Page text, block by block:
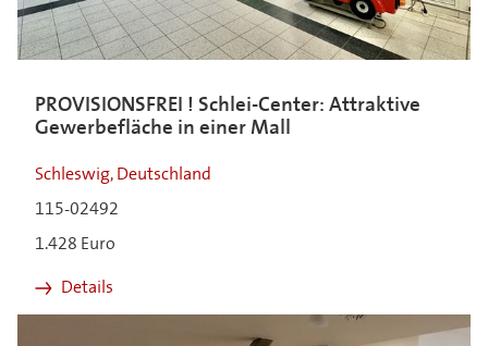
PROVISIONSFREI ! Schlei-Center: Attraktive
Gewerbefläche in einer Mall
Schleswig, Deutschland
115-02492
1.428 Euro
Details